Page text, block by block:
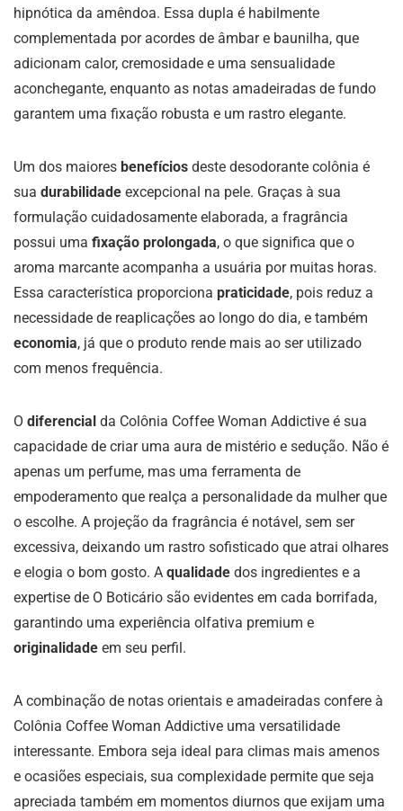
hipnótica da amêndoa. Essa dupla é habilmente
complementada por acordes de âmbar e baunilha, que
adicionam calor, cremosidade e uma sensualidade
aconchegante, enquanto as notas amadeiradas de fundo
garantem uma fixação robusta e um rastro elegante.
Um dos maiores benefícios deste desodorante colônia é
sua durabilidade excepcional na pele. Graças à sua
formulação cuidadosamente elaborada, a fragrância
possui uma fixação prolongada, o que significa que o
aroma marcante acompanha a usuária por muitas horas.
Essa característica proporciona praticidade, pois reduz a
necessidade de reaplicações ao longo do dia, e também
economia, já que o produto rende mais ao ser utilizado
com menos frequência.
O diferencial da Colônia Coffee Woman Addictive é sua
capacidade de criar uma aura de mistério e sedução. Não é
apenas um perfume, mas uma ferramenta de
empoderamento que realça a personalidade da mulher que
o escolhe. A projeção da fragrância é notável, sem ser
excessiva, deixando um rastro sofisticado que atrai olhares
e elogia o bom gosto. A qualidade dos ingredientes e a
expertise de O Boticário são evidentes em cada borrifada,
garantindo uma experiência olfativa premium e
originalidade em seu perfil.
A combinação de notas orientais e amadeiradas confere à
Colônia Coffee Woman Addictive uma versatilidade
interessante. Embora seja ideal para climas mais amenos
e ocasiões especiais, sua complexidade permite que seja
apreciada também em momentos diurnos que exijam uma